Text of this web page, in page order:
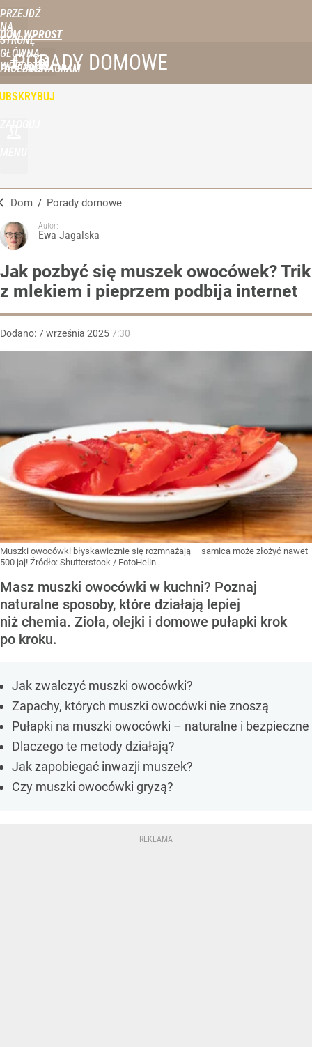
PRZEJDŹ
NA
STRONĘ
GŁÓWNĄ
WPROST.PL
DOM WPROST
FACEBOOKINSTAGRAM
PORADY DOMOWE
Dom / Porady domowe
Autor:
Ewa Jagalska
Jak pozbyć się muszek owocówek? Trik
z mlekiem i pieprzem podbija internet
Dodano:7września 20257:30
Muszki owocówki błyskawicznie się rozmnażają – samica może złożyć nawet
500 jaj! Źródło: Shutterstock / FotoHelin
Masz muszki owocówki w kuchni? Poznaj
naturalne sposoby, które działają lepiej
niż chemia. Zioła, olejki i domowe pułapki krok
po kroku.
Jak zwalczyć muszki owocówki?
Zapachy, których muszki owocówki nie znoszą
Pułapki na muszki owocówki – naturalne i bezpieczne
Dlaczego te metody działają?
Jak zapobiegać inwazji muszek?
Czy muszki owocówki gryzą?